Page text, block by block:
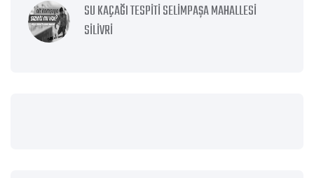
SU KAÇAĞI TESPITI SELIMPAŞA MAHALLESI
SILIVRI